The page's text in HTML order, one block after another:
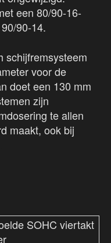
een 80/90-16-
90-14.
schijfremsysteem
voor de
doet een 130 mm
zijn
te allen
maakt, ook bij
SOHC viertakt